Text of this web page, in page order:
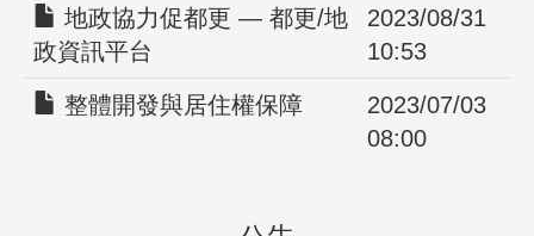
地政協力促都更 — 都更/地
政資訊平台
2023/08/31
10:53
整體開發與居住權保障
2023/07/03
08:00